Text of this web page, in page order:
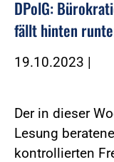
DPolG:
fällt hinten
19.10.2023 |
Der in dieser
Lesung
kontrollierten